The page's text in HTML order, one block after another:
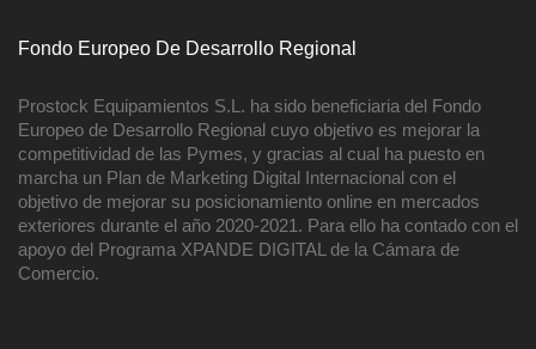
Fondo Europeo De Desarrollo Regional
Prostock Equipamientos S.L. ha sido beneficiaria del Fondo
Europeo de Desarrollo Regional cuyo objetivo es mejorar la
competitividad de las Pymes, y gracias al cual ha puesto en
marcha un Plan de Marketing Digital Internacional con el
objetivo de mejorar su posicionamiento online en mercados
exteriores durante el año 2020-2021. Para ello ha contado con el
apoyo del Programa XPANDE DIGITAL de la Cámara de
Comercio.